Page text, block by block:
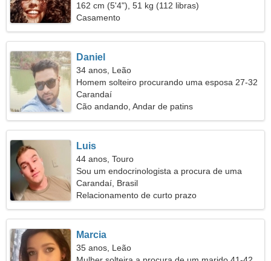
relacionamento
162 cm (5'4"), 51 kg (112 libras)
Casamento
Daniel
34 anos, Leão
Homem solteiro procurando uma esposa 27-32
Carandaí
Cão andando, Andar de patins
Luis
44 anos, Touro
Sou um endocrinologista a procura de uma
mulher sedutora
Carandaí, Brasil
Relacionamento de curto prazo
Marcia
35 anos, Leão